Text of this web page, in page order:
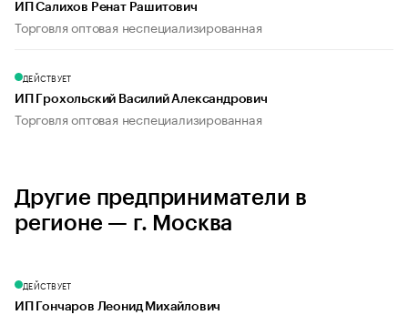
ИП Салихов Ренат Рашитович
Торговля оптовая неспециализированная
ДЕЙСТВУЕТ
ИП Грохольский Василий Александрович
Торговля оптовая неспециализированная
Другие предприниматели в
регионе — г. Москва
ДЕЙСТВУЕТ
ИП Гончаров Леонид Михайлович